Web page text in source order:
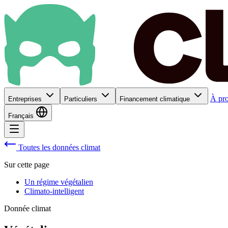
Entreprises Particuliers Financement climatique À
Français
Toutes les données climat
Sur cette page
Un régime végétalien
Climato-intelligent
Donnée climat